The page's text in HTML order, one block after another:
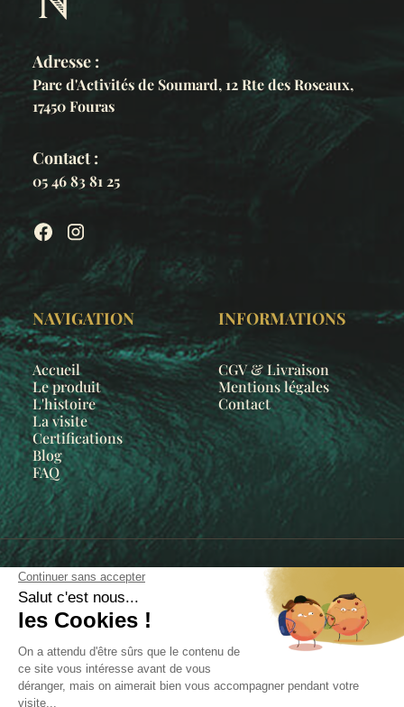
Adresse :
Parc d'Activités de Soumard, 12 Rte des Roseaux,
17450 Fouras
Contact :
05 46 83 81 25
NAVIGATION
Accueil
Le produit
L'histoire
La visite
Certifications
Blog
FAQ
INFORMATIONS
CGV & Livraison
Mentions légales
Contact
© 2026 Napoléon Eau de Cologne — Tous droits réservés